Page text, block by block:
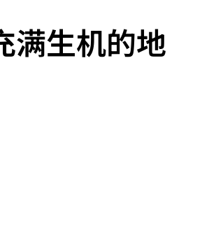
生机的地